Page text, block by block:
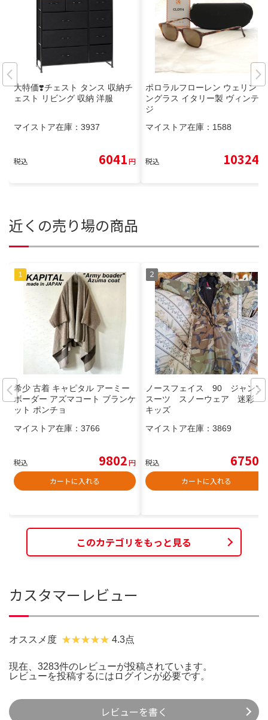
大特価❣️チェスト タンス 収納チ
ェスト リビング 収納 洋服
マイストア在庫： 3937
税込 6041円
ポロラルフローレン ウェリント
ングラス イタリー製 ヴィンテー
ジ
マイストア在庫： 1588
税込 10324
近くの売り場の商品
希少 古着 キャピタル アーミー
ボーダー アズマコート ブランケ
ット ポンチョ
マイストア在庫： 3766
税込 9802円
カートに入れる
ノースフェイス 90 ジャンプ
スーツ スノーウェア 迷彩
キッズ
マイストア在庫： 3869
税込 6750
カートに入れる
このカテゴリをもっと見る
カスタマーレビュー
オススメ度 4.3点
現在、3283件のレビューが投稿されています。
レビューを投稿するには ログインが必要です。
レビューを書く